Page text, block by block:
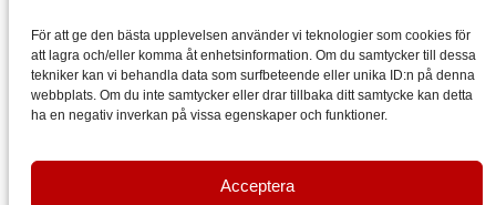
För att ge den bästa upplevelsen använder vi teknologier som cookies för
att lagra och/eller komma åt enhetsinformation. Om du samtycker till dessa
tekniker kan vi behandla data som surfbeteende eller unika ID:n på denna
webbplats. Om du inte samtycker eller drar tillbaka ditt samtycke kan detta
ha en negativ inverkan på vissa egenskaper och funktioner.
Acceptera
Integritetspolicy
Transport
Kontakt